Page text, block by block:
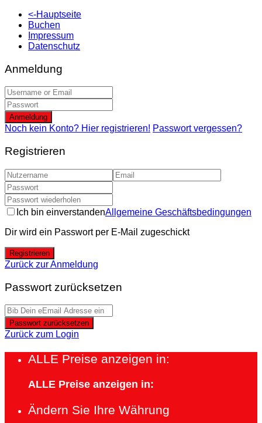
<-Hauptseite
Buchen
Impressum
Datenschutz
Anmeldung
Anmeldung
Noch kein Konto? Hier registrieren! Passwort vergessen?
Registrieren
Ich bin einverstandenAllgemeine Geschäftsbedingungen
Dir wird ein Passwort per E-Mail zugeschickt
Registrieren
Zurück zur Anmeldung
Passwort zurücksetzen
Passwort zurücksetzen
Zurück zum Login
ALLE Preise anzeigen in:
ALLE Preise anzeigen in:
Ändern Sie Ihre Währung